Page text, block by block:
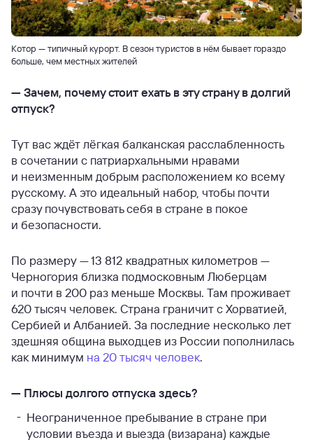
Котор — типичный курорт. В сезон туристов в нём бывает гораздо
больше, чем местных жителей
—Зачем, почему стоит ехать в эту страну в долгий
отпуск?
Тут вас ждёт лёгкая балканская расслабленность
в сочетании с патриархальными нравами
и неизменным добрым расположением ко всему
русскому. А это идеальный набор, чтобы почти
сразу почувствовать себя в стране в покое
и безопасности.
По размеру — 13 812 квадратных километров —
Черногория близка подмосковным Люберцам
и почти в 200 раз меньше Москвы. Там проживает
620 тысяч человек. Страна граничит с Хорватией,
Сербией и Албанией. За последние несколько лет
здешняя община выходцев из России пополнилась
как минимум на 20 тысяч человек.
— Плюсы долгого отпуска здесь?
Неограниченное пребывание в стране при
условии въезда и выезда (визарана) каждые